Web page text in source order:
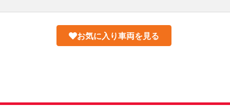
お気に入り車両を見る